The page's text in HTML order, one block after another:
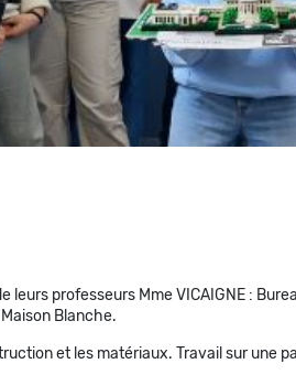
leurs professeurs Mme VICAIGNE :
Blanche.
et les matériaux. Travail sur une